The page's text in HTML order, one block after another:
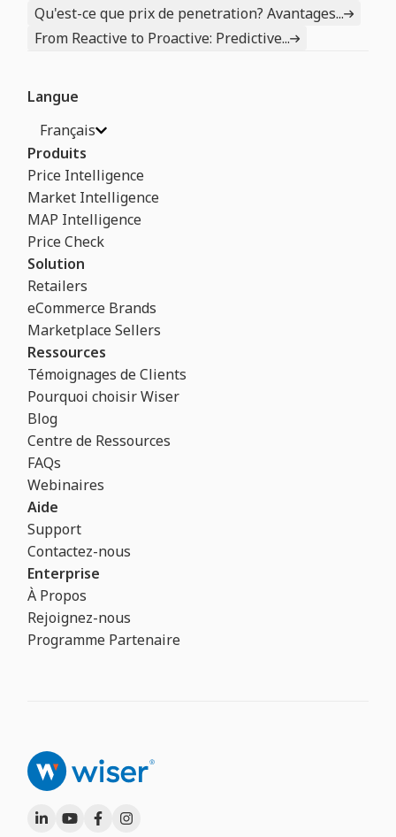
Qu'est-ce que prix de penetration? Avantages...
From Reactive to Proactive: Predictive...
Langue
Français
Produits
Price Intelligence
Market Intelligence
MAP Intelligence
Price Check
Solution
Retailers
eCommerce Brands
Marketplace Sellers
Ressources
Témoignages de Clients
Pourquoi choisir Wiser
Blog
Centre de Ressources
FAQs
Webinaires
Aide
Support
Contactez-nous
Enterprise
À Propos
Rejoignez-nous
Programme Partenaire